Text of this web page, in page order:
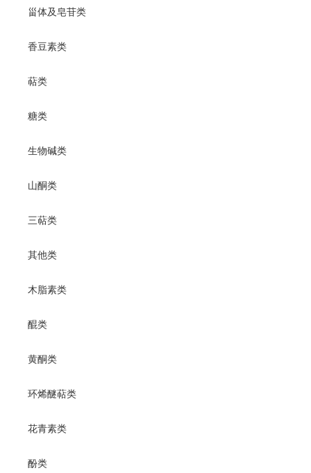
甾体及皂苷类
香豆素类
萜类
糖类
生物碱类
山酮类
三萜类
其他类
木脂素类
醌类
黄酮类
环烯醚萜类
花青素类
酚类